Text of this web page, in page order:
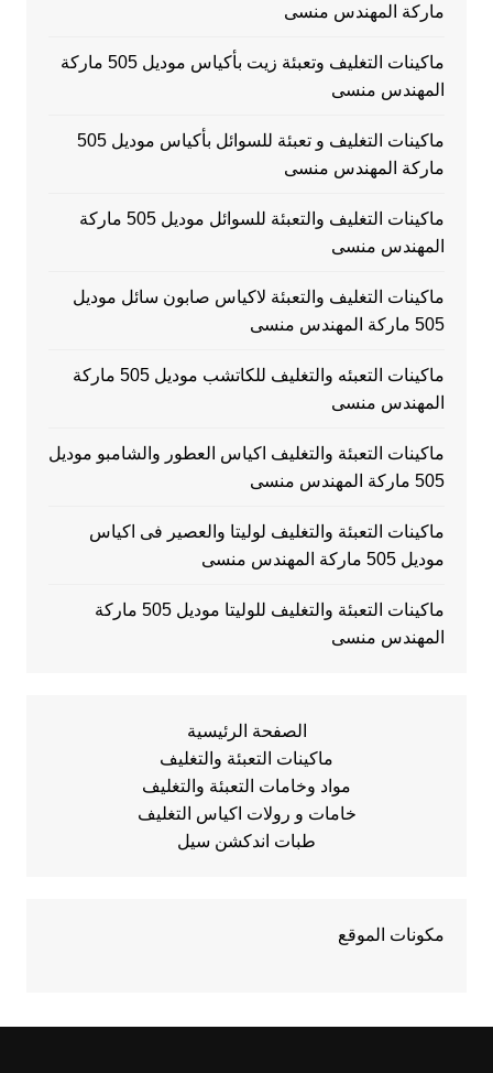
ماركة المهندس منسى
ماكينات التغليف وتعبئة زيت بأكياس موديل 505 ماركة
المهندس منسى
ماكينات التغليف و تعبئة للسوائل بأكياس موديل 505
ماركة المهندس منسى
ماكينات التغليف والتعبئة للسوائل موديل 505 ماركة
المهندس منسى
ماكينات التغليف والتعبئة لاكياس صابون سائل موديل
505 ماركة المهندس منسى
ماكينات التعبئه والتغليف للكاتشب موديل 505 ماركة
المهندس منسى
ماكينات التعبئة والتغليف اكياس العطور والشامبو موديل
505 ماركة المهندس منسى
ماكينات التعبئة والتغليف لوليتا والعصير فى اكياس
موديل 505 ماركة المهندس منسى
ماكينات التعبئة والتغليف للوليتا موديل 505 ماركة
المهندس منسى
الصفحة الرئيسية
ماكينات التعبئة والتغليف
مواد وخامات التعبئة والتغليف
خامات و رولات اكياس التغليف
طبات اندكشن سيل
مكونات الموقع